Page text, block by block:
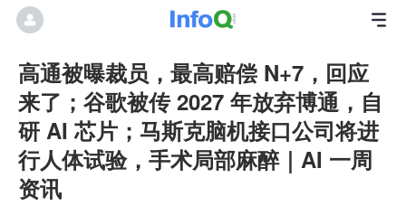
高通被曝裁员，最高赔偿 N+7，回应
来了；谷歌被传 2027 年放弃博通，自
研 AI 芯片；马斯克脑机接口公司将进
行人体试验，手术局部麻醉｜AI 一周
资讯